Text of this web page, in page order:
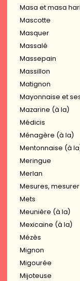
Masa et masa
Mascotte
Masquer
Massalé
Massepain
Massillon
Matignon
Mayonnaise et
Mazarine (à la)
Médicis
Ménagère (à la)
Mentonnaise (à
Meringue
Merlan
Mesures, mesurer
Mets
Meunière (à la)
Mexicaine (à la)
Mézès
Mignon
Migourée
Mijoteuse